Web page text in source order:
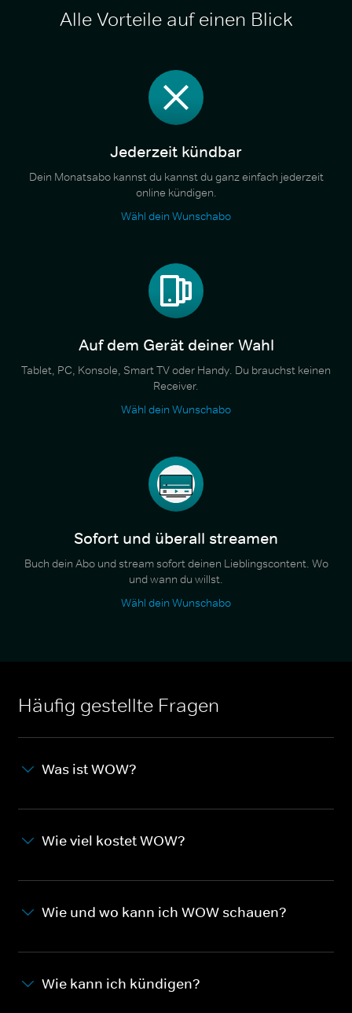
Alle Vorteile auf einen Blick
Jederzeit kündbar
Dein Monatsabo kannst du kannst du ganz einfach jederzeit
online kündigen.
Wähl dein Wunschabo
Auf dem Gerät deiner Wahl
Tablet, PC, Konsole, Smart TV oder Handy. Du brauchst keinen
Receiver.
Wähl dein Wunschabo
Sofort und überall streamen
Buch dein Abo und stream sofort deinen Lieblingscontent. Wo
und wann du willst.
Wähl dein Wunschabo
Häufig gestellte Fragen
Was ist WOW?
Wie viel kostet WOW?
Wie und wo kann ich WOW schauen?
Wie kann ich kündigen?